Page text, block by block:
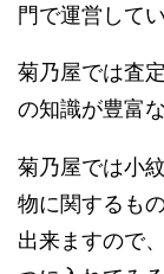
門で運営して
菊乃屋では査
の知識が豊富
菊乃屋では小
物に関するも
出来ますので